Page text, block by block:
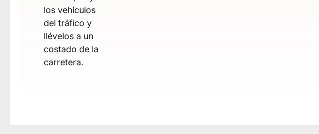
los vehículos
del tráfico y
llévelos a un
costado de la
carretera.